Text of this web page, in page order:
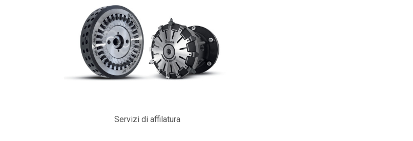
Servizi di affilatura